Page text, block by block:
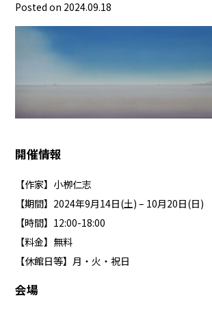
Posted on 2024.09.18
開催情報
【作家】小栁仁志
【期間】2024年9月14日(土) – 10月20日(日)
【時間】12:00-18:00
【料金】無料
【休館日等】月・火・祝日
会場